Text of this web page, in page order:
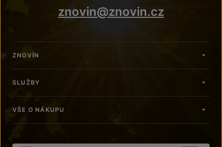
znovin@znovin.cz
ZNOVÍN
SLUŽBY
VŠE O NÁKUPU